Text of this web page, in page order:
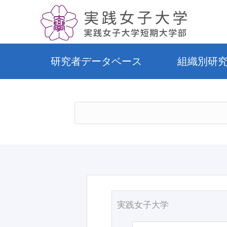
研究者データベース 組織別研
実践女子大学